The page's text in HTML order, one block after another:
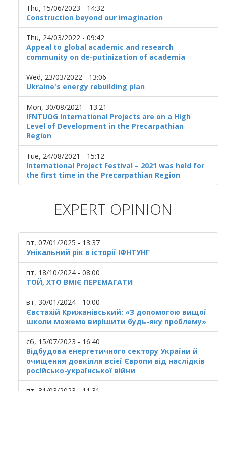
Thu, 15/06/2023 - 14:32
Construction beyond our imagination
Thu, 24/03/2022 - 09:42
Appeal to global academic and research
community on de-putinization of academia
Wed, 23/03/2022 - 13:06
Ukraine's energy rebuilding plan
Mon, 30/08/2021 - 13:21
IFNTUOG International Projects are on a High
Level of Development in the Precarpathian
Region
Tue, 24/08/2021 - 15:12
International Project Festival – 2021 was held for
the first time in the Precarpathian Region
EXPERT OPINION
вт, 07/01/2025 - 13:37
Унікальний рік в історії ІФНТУНГ
пт, 18/10/2024 - 08:00
ТОЙ, ХТО ВМІЄ ПЕРЕМАГАТИ
вт, 30/01/2024 - 10:00
Євстахій Крижанівський: «З допомогою вищої
школи можемо вирішити будь-яку проблему»
сб, 15/07/2023 - 16:40
Відбудова енергетичного сектору України й
очищення довкілля всієї Європи від наслідків
російсько-української війни
пт, 31/03/2023 - 11:31